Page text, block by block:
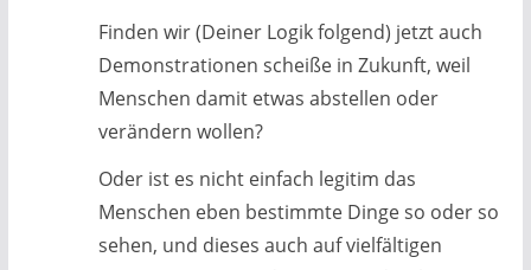
Finden wir (Deiner Logik folgend) jetzt auch
Demonstrationen scheiße in Zukunft, weil
Menschen damit etwas abstellen oder
verändern wollen?
Oder ist es nicht einfach legitim das
Menschen eben bestimmte Dinge so oder so
sehen, und dieses auch auf vielfältigen